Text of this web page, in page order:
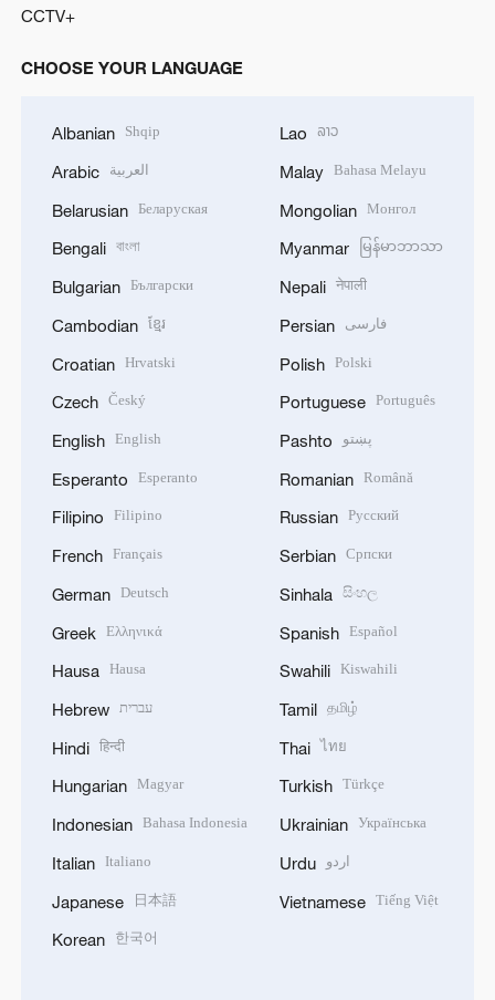
CCTV+
CHOOSE YOUR LANGUAGE
Albanian Shqip
Arabic العربية
Belarusian Беларуская
Bengali বাংলা
Bulgarian Български
Cambodian ខ្មែរ
Croatian Hrvatski
Czech Český
English English
Esperanto Esperanto
Filipino Filipino
French Français
German Deutsch
Greek Ελληνικά
Hausa Hausa
Hebrew עברית
Hindi हिन्दी
Hungarian Magyar
Indonesian Bahasa Indonesia
Italian Italiano
Japanese 日本語
Korean 한국어
Lao ລາວ
Malay Bahasa Melayu
Mongolian Монгол
Myanmar မြန်မာဘာသာ
Nepali नेपाली
Persian فارسی
Polish Polski
Portuguese Português
Pashto پښتو
Romanian Română
Russian Русский
Serbian Српски
Sinhala සිංහල
Spanish Español
Swahili Kiswahili
Tamil தமிழ்
Thai ไทย
Turkish Türkçe
Ukrainian Українська
Urdu اردو
Vietnamese Tiếng Việt